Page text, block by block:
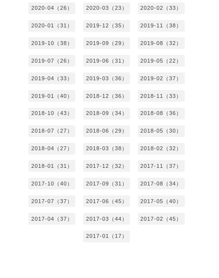
2020-04（26） 2020-03（23） 2020-02（33）
2020-01（31） 2019-12（35） 2019-11（38）
2019-10（38） 2019-09（29） 2019-08（32）
2019-07（26） 2019-06（31） 2019-05（22）
2019-04（33） 2019-03（36） 2019-02（37）
2019-01（40） 2018-12（36） 2018-11（33）
2018-10（43） 2018-09（34） 2018-08（36）
2018-07（27） 2018-06（29） 2018-05（30）
2018-04（27） 2018-03（38） 2018-02（32）
2018-01（31） 2017-12（32） 2017-11（37）
2017-10（40） 2017-09（31） 2017-08（34）
2017-07（37） 2017-06（45） 2017-05（40）
2017-04（37） 2017-03（44） 2017-02（45）
2017-01（17）